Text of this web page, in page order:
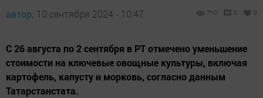
автор, 10 сентября 2024 - 10:47 710 0 0
С 26 августа по 2 сентября в РТ отмечено уменьшение
стоимости на ключевые овощные культуры, включая
картофель, капусту и морковь, согласно данным
Татарстанстата.